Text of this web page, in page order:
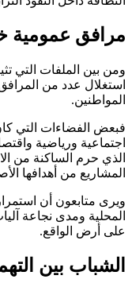
مرافق عمومية
ومن بين الملفات التي
استغلال عدد من
المواطنين.
فبعض الفضاءات التي
اجتماعية ورياضية
الذي حرم الساكنة من
المشاريع من أهدافها
ويرى متابعون أن
المحلية ومدى نجاعة
على أرض الواقع.
الشباب بين